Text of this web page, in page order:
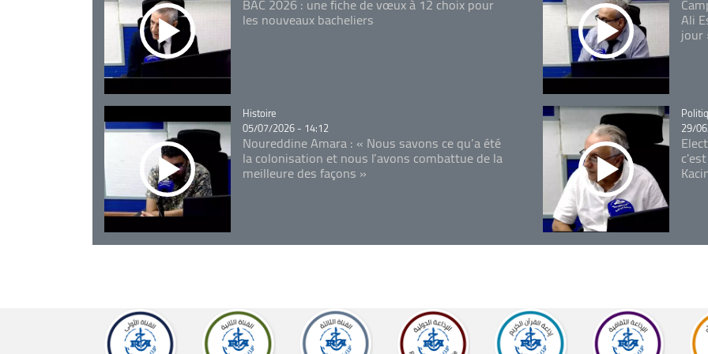
les nouveaux bacheliers Ali
jour
Catégorie
Histoire
05/07/2026 - 14:12
Noureddine Amara : « Nous savons ce qu’a été
la colonisation et nous l’avons combattue de la
meilleure des façons »
29/